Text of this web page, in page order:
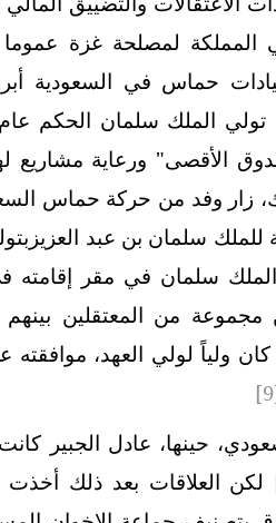
في المملكة لمصلحة غزة
حماس في السعودية
الأقصى" ورعاية مشاريع
زار وفد من حركة حماس
للملك سلمان بن عبد
سلمان في مقر إقامته
من المعتقلين بينهم
ولياً لولي العهد،
حينها، عادل الجبير
لكن العلاقات بعد ذلك